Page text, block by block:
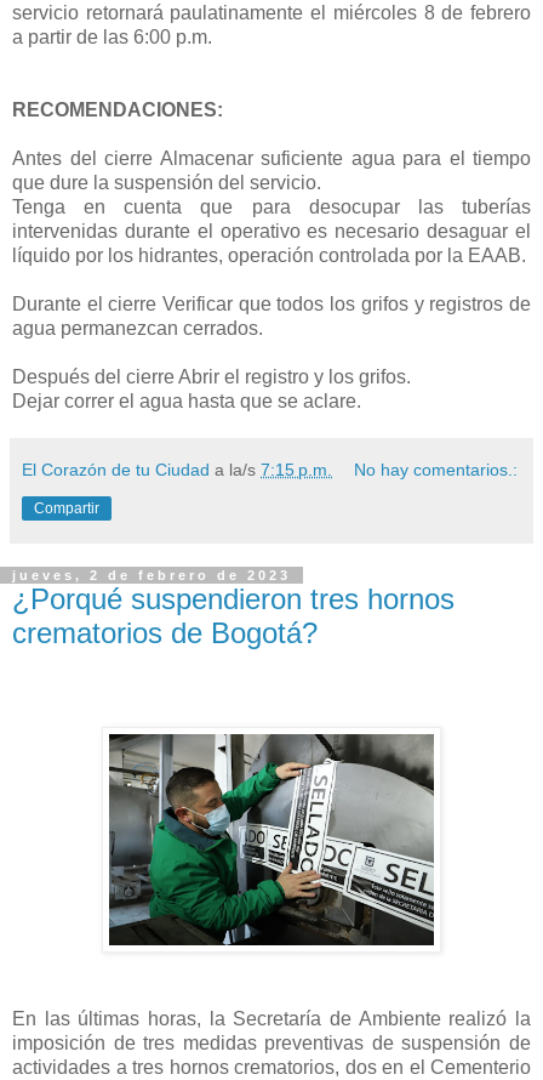
servicio retornará paulatinamente el miércoles 8 de febrero
a partir de las 6:00 p.m.
RECOMENDACIONES:
Antes del cierre Almacenar suficiente agua para el tiempo
que dure la suspensión del servicio.
Tenga en cuenta que para desocupar las tuberías
intervenidas durante el operativo es necesario desaguar el
líquido por los hidrantes, operación controlada por la EAAB.
Durante el cierre Verificar que todos los grifos y registros de
agua permanezcan cerrados.
Después del cierre Abrir el registro y los grifos.
Dejar correr el agua hasta que se aclare.
El Corazón de tu Ciudad a la/s 7:15 p.m. No hay comentarios.:
Compartir
jueves, 2 de febrero de 2023
¿Porqué suspendieron tres hornos
crematorios de Bogotá?
En las últimas horas, la Secretaría de Ambiente realizó la
imposición de tres medidas preventivas de suspensión de
actividades a tres hornos crematorios, dos en el Cementerio